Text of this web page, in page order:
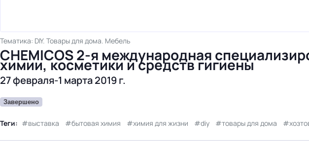
Тематика: DIY. Товары для дома. Мебель
CHEMICOS 2-я международная
химии, косметики и средств гигиены
27 февраля-1 марта 2019 г.
Завершено
Теги: выставка бытовая химия химия для жизни diy товары для дома